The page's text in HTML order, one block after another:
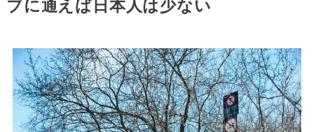
ブに通えば日本人は少ない